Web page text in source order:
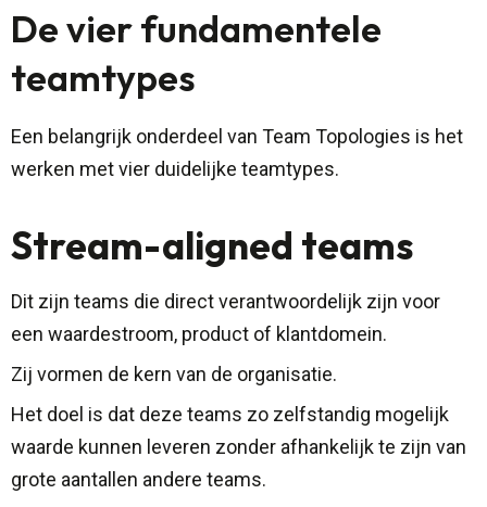
De vier fundamentele
teamtypes
Een belangrijk onderdeel van Team Topologies is het
werken met vier duidelijke teamtypes.
Stream-aligned teams
Dit zijn teams die direct verantwoordelijk zijn voor
een waardestroom, product of klantdomein.
Zij vormen de kern van de organisatie.
Het doel is dat deze teams zo zelfstandig mogelijk
waarde kunnen leveren zonder afhankelijk te zijn van
grote aantallen andere teams.